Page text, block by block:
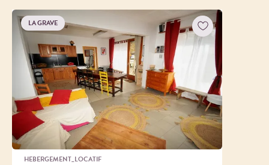
LA GRAVE
HEBERGEMENT_LOCATIF